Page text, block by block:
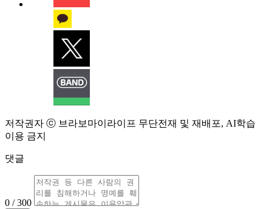
저작권자 ⓒ 브라보마이라이프 무단전재 및 재배포, AI학습
이용 금지
댓글
0 / 300